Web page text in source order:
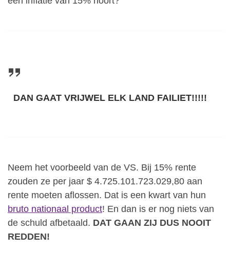
DAN GAAT VRIJWEL ELK LAND FAILIET!!!!!
Neem het voorbeeld van de VS. Bij 15% rente
zouden ze per jaar $ 4.725.101.723.029,80 aan
rente moeten aflossen. Dat is een kwart van hun
bruto nationaal product! En dan is er nog niets van
de schuld afbetaald. DAT GAAN ZIJ DUS NOOIT
REDDEN!